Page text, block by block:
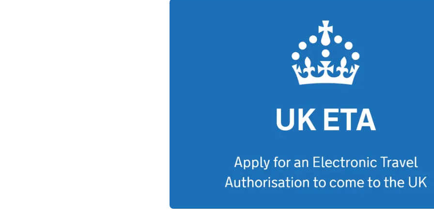
English + Rugby con Munster en Irlanda
UK Boarding Schools – Short Immersion
Alemania para Colegios